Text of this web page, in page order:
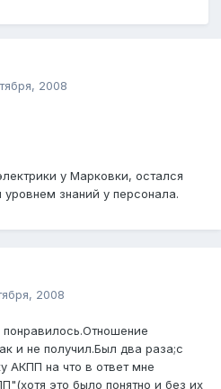
2008
у Марковки, остался
знаний у персонала.
2008
и не получил.Был два раза;с
АКПП на что в ответ мне
это было понятно и без их